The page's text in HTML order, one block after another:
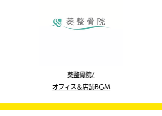
葵整骨院​/
オフィス＆店舗BGM